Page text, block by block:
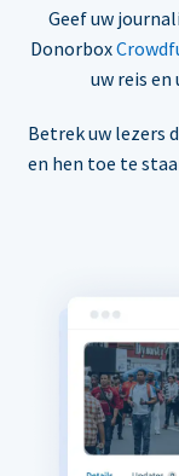
Geef uw
Donorbox
uw reis
Betrek uw lezers
en hen toe te